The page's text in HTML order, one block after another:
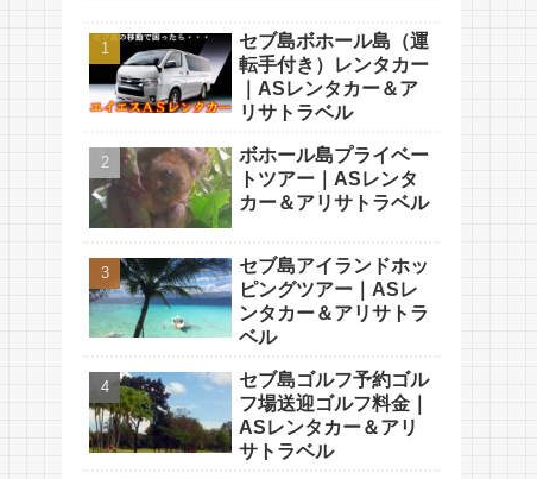
セブ島ボホール島（運
転手付き）レンタカー
｜ASレンタカー＆ア
リサトラベル
ボホール島プライベー
トツアー｜ASレンタ
カー＆アリサトラベル
セブ島アイランドホッ
ピングツアー｜ASレ
ンタカー＆アリサトラ
ベル
セブ島ゴルフ予約ゴル
フ場送迎ゴルフ料金｜
ASレンタカー＆アリ
サトラベル